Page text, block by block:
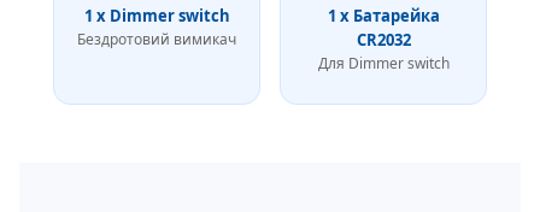
1 x Dimmer switch
Бездротовий вимикач
1 x Батарейка
CR2032
Для Dimmer switch